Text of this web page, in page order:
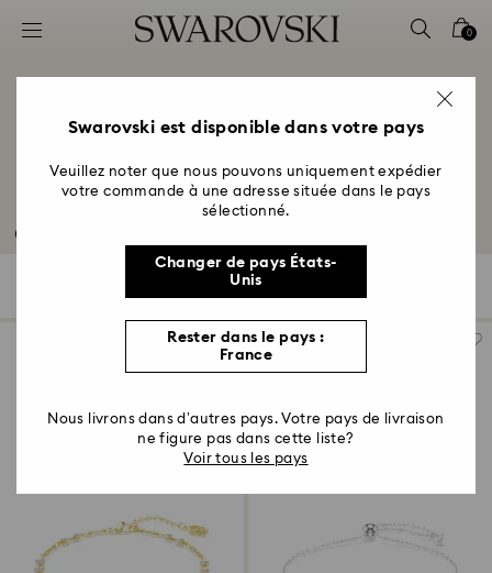
Accesskeys list
2 - Footer
4 - Search results
0
Outlet
Swarovski est disponible dans votre pays
Veuillez noter que nous pouvons uniquement expédier
votre commande à une adresse située dans le pays
sélectionné.
Changer de pays États-
Unis
Rester dans le pays :
France
Nous livrons dans d’autres pays. Votre pays de livraison
ne figure pas dans cette liste?
Voir tous les pays